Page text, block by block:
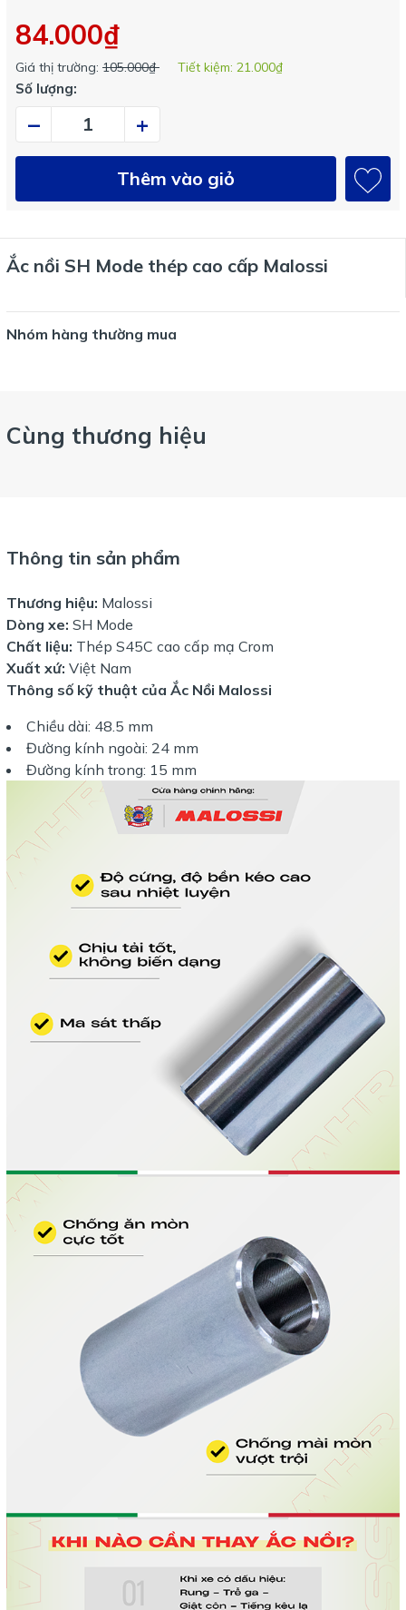
84.000₫
Giá thị trường: 105.000₫ Tiết kiệm: 21.000₫
Số lượng:
– +
Thêm vào giỏ
Ắc nồi SH Mode thép cao cấp Malossi
Nhóm hàng thường mua
Cùng thương hiệu
Thông tin sản phẩm
Thương hiệu: Malossi
Dòng xe: SH Mode
Chất liệu: Thép S45C cao cấp mạ Crom
Xuất xứ: Việt Nam
Thông số kỹ thuật của Ắc Nồi Malossi
Chiều dài: 48.5 mm
Đường kính ngoài: 24 mm
Đường kính trong: 15 mm